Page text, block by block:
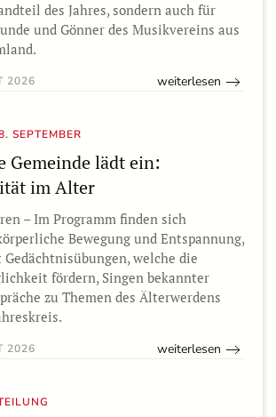
des Jahres, sondern auch für
und Gönner des Musikvereins aus
2026 weiterlesen
SEPTEMBER
Gemeinde lädt ein:
im Alter
– Im Programm finden sich
Bewegung und Entspannung,
welche die
fördern, Singen bekannter
zu Themen des Älterwerdens
2026 weiterlesen